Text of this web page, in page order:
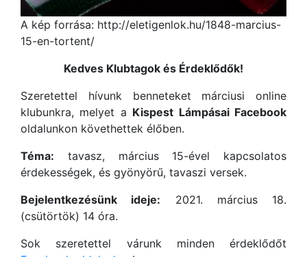
A kép forrása: http://eletigenlok.hu/1848-marcius-
15-en-tortent/
Kedves Klubtagok és Érdeklődők!
Szeretettel hívunk benneteket márciusi online
klubunkra, melyet a Kispest Lámpásai Facebook
oldalunkon követhettek élőben.
Téma: tavasz, március 15-ével kapcsolatos
érdekességek, és gyönyörű, tavaszi versek.
Bejelentkezésünk ideje: 2021. március 18.
(csütörtök) 14 óra.
Sok szeretettel várunk minden érdeklődőt